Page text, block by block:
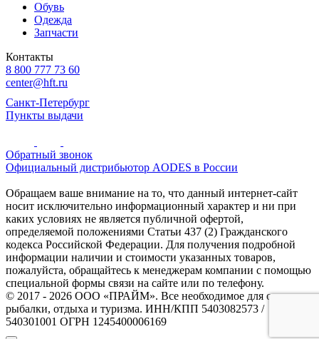
Обувь
Одежда
Запчасти
Контакты
8 800 777 73 60
center@hft.ru
Санкт-Петербург
Пункты выдачи
Обратный звонок
Официальный дистрибьютор AODES в России
Обращаем ваше внимание на то, что данный интернет-сайт
носит исключительно информационный характер и ни при
каких условиях не является публичной офертой,
определяемой положениями Статьи 437 (2) Гражданского
кодекса Российской Федерации. Для получения подробной
информации наличии и стоимости указанных товаров,
пожалуйста, обращайтесь к менеджерам компании с помощью
специальной формы связи на сайте или по телефону.
© 2017 - 2026 ООО «ПРАЙМ». Все необходимое для охоты и
рыбалки, отдыха и туризма. ИНН/КПП 5403082573 /
540301001 ОГРН 1245400006169